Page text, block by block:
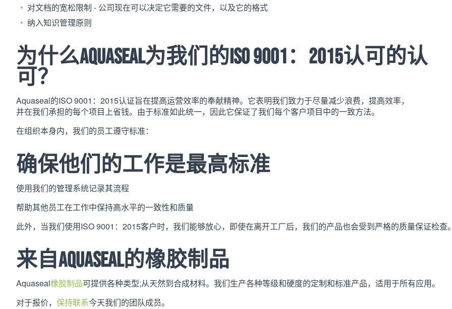
对文档的宽松限制 - 公司现在可以决定它需要的文件，以及它的格式
纳入知识管理原则
为什么Aquaseal为我们的ISO 9001：2015认可的认
可？
Aquaseal的ISO 9001：2015认证旨在提高运营效率的奉献精神。它表明我们致力于尽量减少浪费，提高效率，
并在我们承担的每个项目上省钱。由于标准如此统一，因此它保证了我们每个客户项目中的一致方法。
在组织本身内，我们的员工遵守标准：
确保他们的工作是最高标准
使用我们的管理系统记录其流程
帮助其他员工在工作中保持高水平的一致性和质量
此外，当我们使用ISO 9001：2015客户时，我们能够放心，即使在离开工厂后，我们的产品也会受到严格的质量保证检查
来自aquaseal的橡胶制品
Aquaseal橡胶制品可提供各种类型;从天然到合成材料。我们生产各种等级和硬度的定制和标准产品，适用于所有应用。
对于报价， 保持联系今天我们的团队成员。